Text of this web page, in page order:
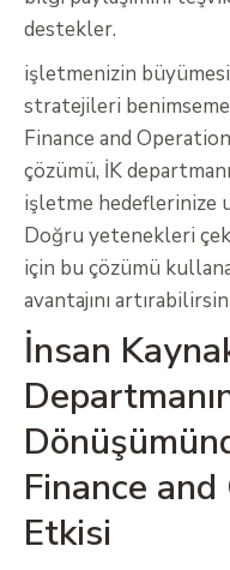
destekler.
işletmenizin
stratejileri
Finance and
çözümü, İK
işletme hedeflerinize
Doğru yetenekleri
için bu çözümü
avantajını
İnsan
Finance and
Etkisi